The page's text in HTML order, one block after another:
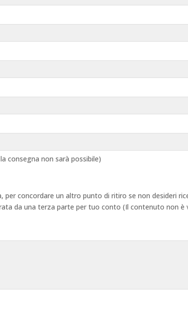
consegna non sarà possibile)
per concordare un altro punto di ritiro se non desideri
da una terza parte per tuo conto (Il contenuto non è